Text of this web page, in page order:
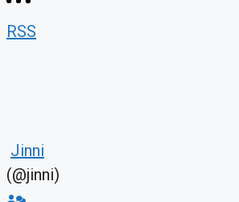
RSS
Jinni
(@jinni)